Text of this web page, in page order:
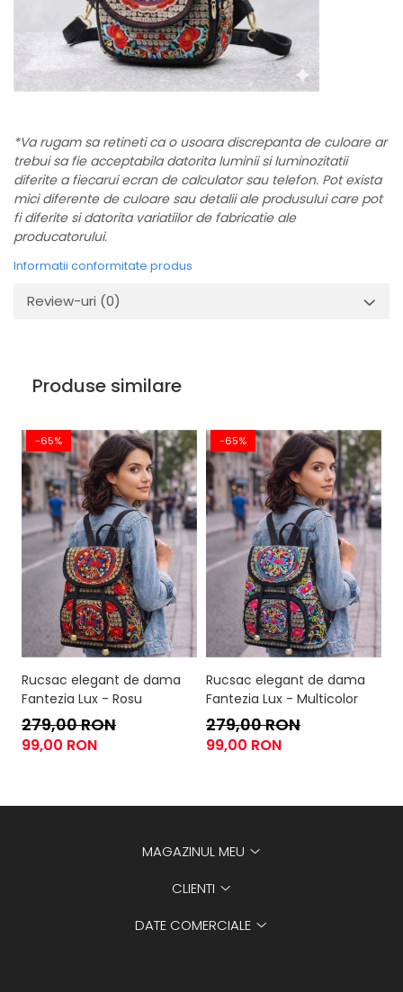
*Va rugam sa retineti ca o usoara discrepanta de culoare ar
trebui sa fie acceptabila datorita luminii si luminozitatii
diferite a fiecarui ecran de calculator sau telefon. Pot exista
mici diferente de culoare sau detalii ale produsului care pot
fi diferite si datorita variatiilor de fabricatie ale
producatorului.
Informatii conformitate produs
Review-uri (0)
Produse similare
-65%
Rucsac elegant de dama
Fantezia Lux - Rosu
279,00 RON
99,00 RON
-65%
Rucsac elegant de dama
Fantezia Lux - Multicolor
279,00 RON
99,00 RON
MAGAZINUL MEU
CLIENTI
DATE COMERCIALE